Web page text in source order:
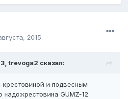
2015
trevoga2 сказал:
и подвесным
GUMZ-12